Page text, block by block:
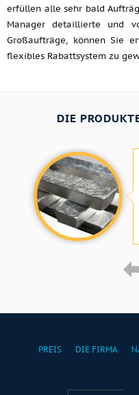
erfüllen alle sehr bald
Manager detaillierte und
Großaufträge, können Sie
flexibles Rabattsystem zu
DIE
PREIS DIE FIRMA